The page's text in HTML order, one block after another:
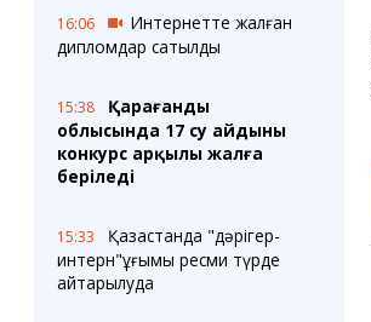
16:06
Интернетте жалған
дипломдар сатылды
15:38
Қарағанды
облысында 17 су айдыны
конкурс арқылы жалға
беріледі
15:33
Қазақстанда "дәрігер-
интерн"ұғымы ресми түрде
қайтарылуда